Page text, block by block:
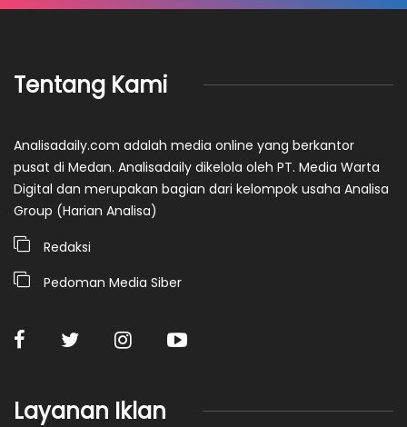
Tentang Kami
Analisadaily.com adalah media online yang berkantor
pusat di Medan. Analisadaily dikelola oleh PT. Media Warta
Digital dan merupakan bagian dari kelompok usaha Analisa
Group (Harian Analisa)
Redaksi
Pedoman Media Siber
Layanan Iklan